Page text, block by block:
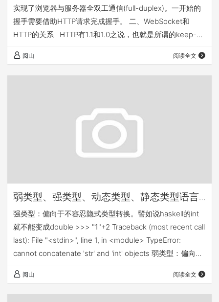
实现了浏览器与服务器全双工通信(full-duplex)。一开始的
握手需要借助HTTP请求完成握手。 二、WebSocket和
HTTP的关系 HTTP有1.1和1.0之说，也就是所谓的keep-
是一个新协议，跟HTTP协议基本没有关系，只是为了兼容
现有浏览器的握手规范而已，也就是说它是HTTP协议上的
阅山 阅读全文
弱类型、强类型、动态类型、静态类型语言
的区别-迷惑笔记
强类型：偏向于不容忍隐式类型转换。譬如说haskell的int
就不能变成double >>> "1"+2 Traceback (most recent call
last): File "<stdin>", line 1, in <module> TypeError:
cannot concatenate 'str' and 'int' objects 弱类型：偏向于
"1"+2 '12' 静态类型：编译的…
阅山 阅读全文